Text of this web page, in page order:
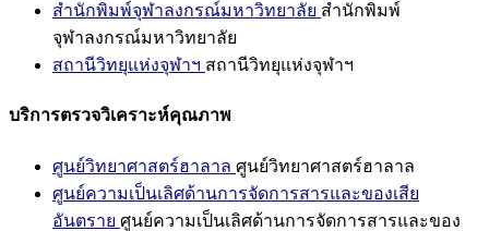
สำนักพิมพ์จุฬาลงกรณ์มหาวิทยาลัย สำนักพิมพ์
จุฬาลงกรณ์มหาวิทยาลัย
สถานีวิทยุแห่งจุฬาฯ สถานีวิทยุแห่งจุฬาฯ
บริการตรวจวิเคราะห์คุณภาพ
ศูนย์วิทยาศาสตร์ฮาลาล ศูนย์วิทยาศาสตร์ฮาลาล
ศูนย์ความเป็นเลิศด้านการจัดการสารและของเสีย
อันตราย ศูนย์ความเป็นเลิศด้านการจัดการสารและของ